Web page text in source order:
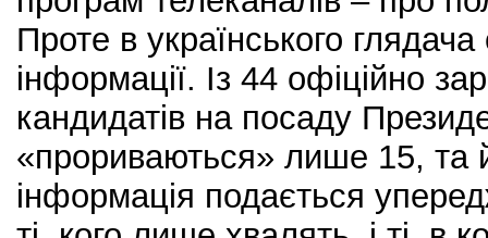
Проте в українського
інформації. Із 44 офіційно
кандидатів на посаду
«прориваються» лише 15, та
інформація подається